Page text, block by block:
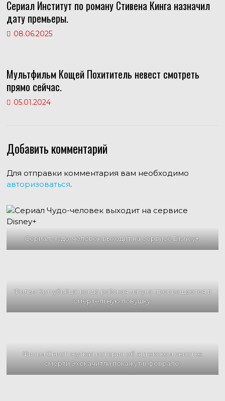
Сериал Институт по роману Стивена Кинга назначил
дату премьеры.
08.06.2025
Мультфильм Кощей Похититель невест смотреть
прямо сейчас.
05.01.2024
Добавить комментарий
Для отправки комментария вам необходимо
авторизоваться.
Сериал Чудо-человек выходит на сервисе Disney+.
Фильм Кит-убийца: когда райская лагуна превращается в
смертельную ловушку.
Фильм Свист: жуткая история об ацтекском свистке
смерти Эхекачитли покажут в феврале.